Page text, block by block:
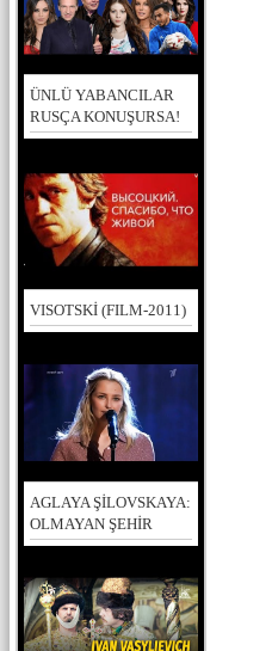
ÜNLÜ YABANCILAR
RUSÇA KONUŞURSA!
VISOTSKİ (FILM-2011)
AGLAYA ŞİLOVSKAYA:
OLMAYAN ŞEHİR